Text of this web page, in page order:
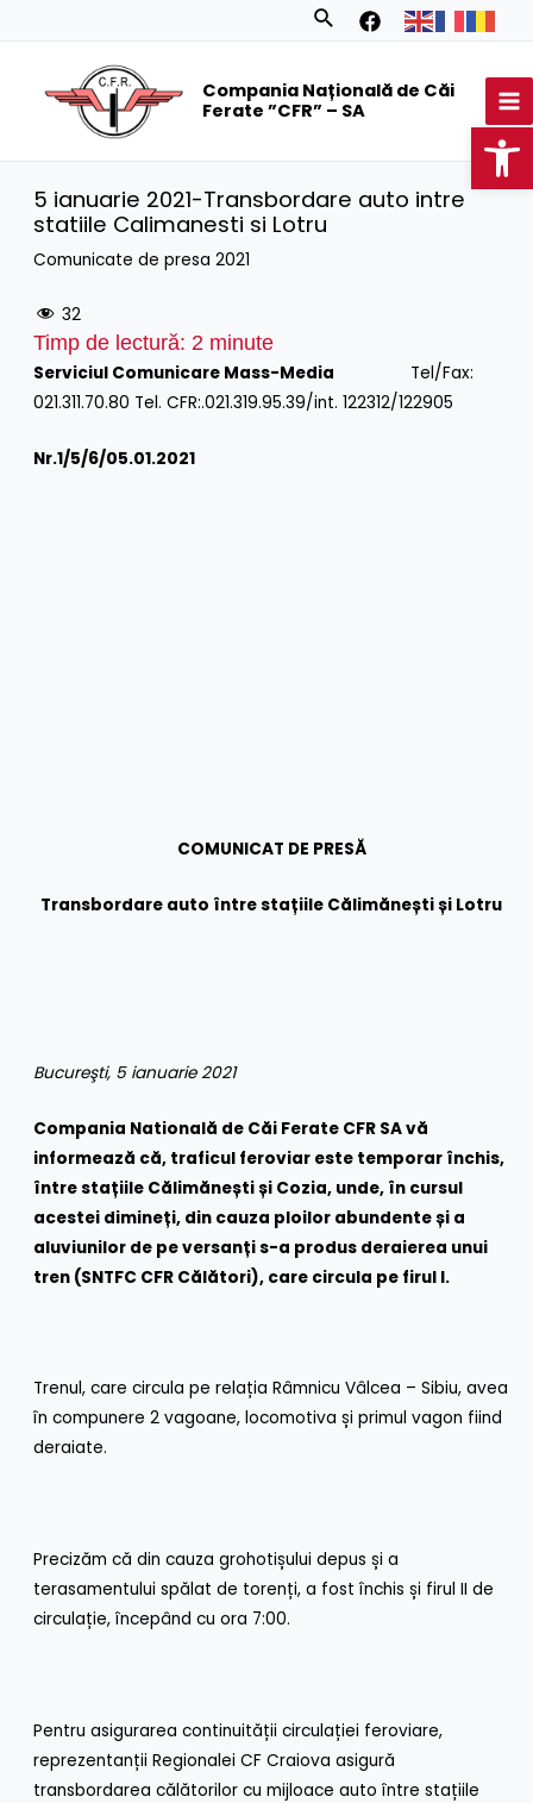
Search
Compania Națională de Căi
Ferate ”CFR” – SA
5 ianuarie 2021-Transbordare auto intre
statiile Calimanesti si Lotru
Comunicate de presa 2021
32
Timp de lectură: 2 minute
Serviciul Comunicare Mass-Media Tel/Fax:
021.311.70.80 Tel. CFR:.021.319.95.39/int. 122312/122905
Nr.1/5/6/05.01.2021
COMUNICAT DE PRESĂ
Transbordare auto între stațiile Călimănești și Lotru
Bucureşti, 5 ianuarie 2021
Compania Natională de Căi Ferate CFR SA vă
informează că, traficul feroviar este temporar închis,
între stațiile Călimănești și Cozia, unde, în cursul
acestei dimineți, din cauza ploilor abundente și a
aluviunilor de pe versanți s-a produs deraierea unui
tren (SNTFC CFR Călători), care circula pe firul I.
Trenul, care circula pe relația Râmnicu Vâlcea – Sibiu, avea
în compunere 2 vagoane, locomotiva și primul vagon fiind
deraiate.
Precizăm că din cauza grohotișului depus și a
terasamentului spălat de torenți, a fost închis și firul II de
circulație, începând cu ora 7:00.
Pentru asigurarea continuității circulației feroviare,
reprezentanții Regionalei CF Craiova asigură
transbordarea călătorilor cu mijloace auto între stațiile